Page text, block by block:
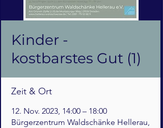
Kinder -
kostbarstes Gut (1)
Zeit & Ort
12. Nov. 2023, 14:00 – 18:00
Bürgerzentrum Waldschänke Hellerau,